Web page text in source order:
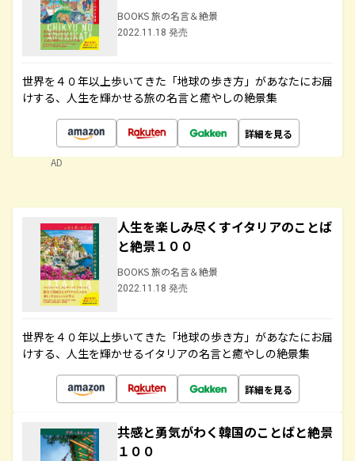
BOOKS 旅の名言＆絶景
2022.11.18 発売
世界を４０年以上歩いてきた「地球の歩き方」があなたにお届
けする、人生を輝かせる旅の名言と癒やしの絶景集
詳細を見る
AD
人生を楽しみ尽くすイタリアのことば
と絶景１００
BOOKS 旅の名言＆絶景
2022.11.18 発売
世界を４０年以上歩いてきた「地球の歩き方」があなたにお届
けする、人生を輝かせるイタリアの名言と癒やしの絶景集
詳細を見る
共感と勇気がわく韓国のことばと絶景
１００